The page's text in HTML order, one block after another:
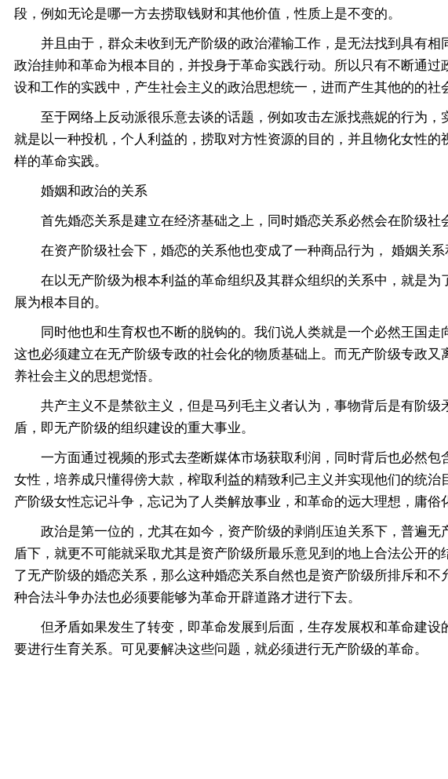
段，例如无论是哪一方去捞取钱财和其他价值，性质上是不变的。
并且由于，群众未收到无产阶级的政治灌输工作，是无法找到具有相
政治挂帅和革命为根本目的，并投身于革命实践行动。所以只有不断通
设和工作的实践中，产生社会主义的政治思想统一，进而产生其他的的社
至于网络上反动派很乐意去谈的话题，例如攻击左派找燕妮的行为，
就是以一种投机，个人利益的，捞取对方性资源的目的，并且物化女性
样的革命实践。
婚姻和政治的关系
首先婚恋关系是建立在经济基础之上，同时婚恋关系必然会在阶级社
在资产阶级社会下，婚恋的关系他也变成了一种商品行为， 婚姻关系
在以无产阶级为根本利益的革命组织及其群众组织的关系中，就是为
展为根本目的。
同时他也和生育权也不断的脱钩的。我们说人类就是一个必然王国走
这也必须建立在无产阶级专政的社会化的物质基础上。而无产阶级专政
养社会主义的思想觉悟。
共产主义不是禁欲主义，但是马列毛主义者认为，事物背后是有阶级
盾，即无产阶级的组织建设的重大事业。
一方面通过视频的形式去垄断媒体市场获取利润，同时背后也必然包
女性，培养成只懂得傍大款，榨取利益的精致利己主义并实现他们的统
产阶级女性忘记斗争，忘记为了人类解放事业，和革命的远大理想，庸俗
政治是第一位的，尤其在如今，资产阶级的剥削压迫关系下，普遍无
盾下，就更不可能就采取尤其是资产阶级所最乐意见到的地上合法公开
了无产阶级的婚恋关系，那么这种婚恋关系自然也是资产阶级所排斥和
种合法斗争办法也必须要能够为革命开辟道路才进行下去。
但矛盾如果发生了转变，即革命发展到后面，生存发展权和革命建设
要进行生育关系。可见要解决这些问题，就必须进行无产阶级的革命。